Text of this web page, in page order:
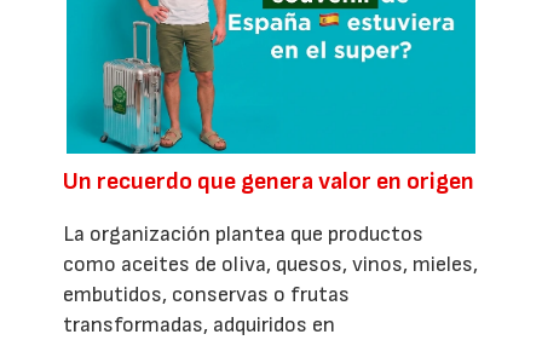
Un recuerdo que genera valor en origen
La organización plantea que productos
como aceites de oliva, quesos, vinos, mieles,
embutidos, conservas o frutas
transformadas, adquiridos en